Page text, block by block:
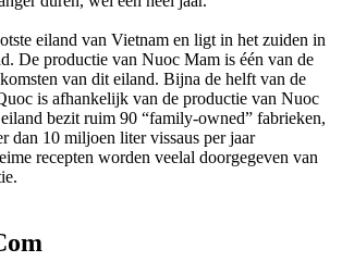
eiland van Vietnam en ligt in het zuiden in
De productie van Nuoc Mam is één van de
van dit eiland. Bijna de helft van de
is afhankelijk van de productie van Nuoc
bezit ruim 90 “family-owned” fabrieken,
dan 10 miljoen liter vissaus per jaar
recepten worden veelal doorgegeven van